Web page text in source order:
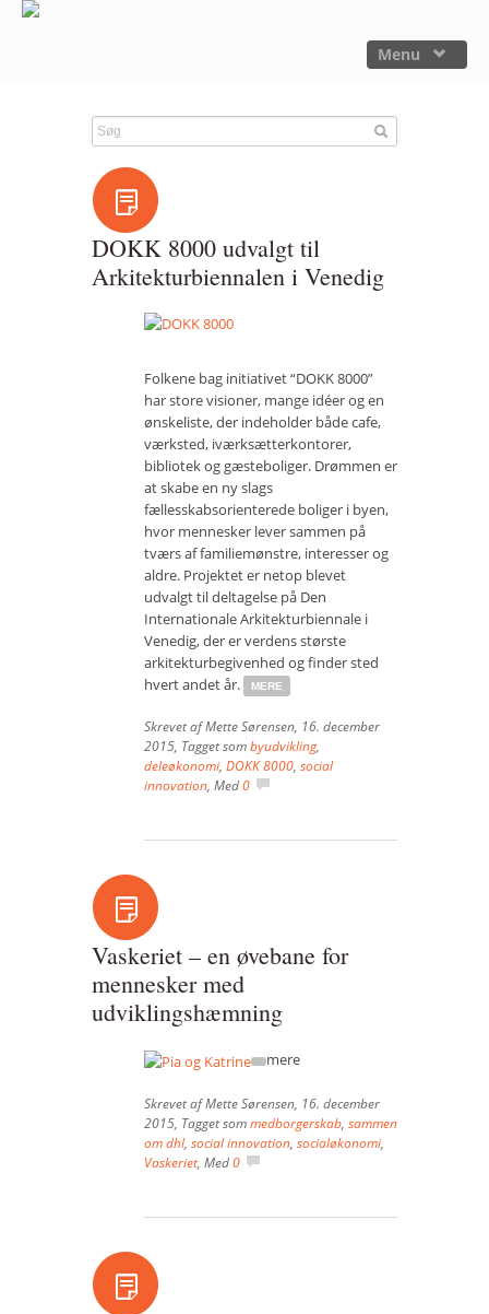
Menu
Politikker og vedtægter
DOKK 8000 udvalgt til
Arkitekturbiennalen i Venedig
Folkene bag initiativet “DOKK 8000”
har store visioner, mange idéer og en
ønskeliste, der indeholder både cafe,
værksted, iværksætterkontorer,
bibliotek og gæsteboliger. Drømmen er
at skabe en ny slags
fællesskabsorienterede boliger i byen,
hvor mennesker lever sammen på
tværs af familiemønstre, interesser og
aldre. Projektet er netop blevet
udvalgt til deltagelse på Den
Internationale Arkitekturbiennale i
Venedig, der er verdens største
arkitekturbegivenhed og finder sted
hvert andet år.
MERE
Skrevet afMette Sørensen, 16. december
2015, Tagget sombyudvikling,
deleøkonomi, DOKK 8000, social
innovation, Med0
Vaskeriet – en øvebane for
mennesker med
udviklingshæmning
mere
Skrevet afMette Sørensen, 16. december
2015, Tagget sommedborgerskab, sammen
om dhl, social innovation, socialøkonomi,
Vaskeriet, Med0